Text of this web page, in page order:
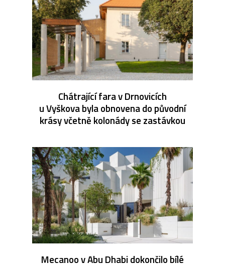
Chátrající fara v Drnovicích
u Vyškova byla obnovena do původní
krásy včetně kolonády se zastávkou
Mecanoo v Abu Dhabi dokončilo bílé